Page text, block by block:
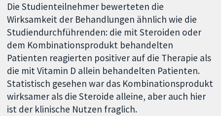
Die Studienteilnehmer bewerteten die
Wirksamkeit der Behandlungen ähnlich wie die
Studiendurchführenden: die mit Steroiden oder
dem Kombinationsprodukt behandelten
Patienten reagierten positiver auf die Therapie als
die mit Vitamin D allein behandelten Patienten.
Statistisch gesehen war das Kombinationsprodukt
wirksamer als die Steroide alleine, aber auch hier
ist der klinische Nutzen fraglich.